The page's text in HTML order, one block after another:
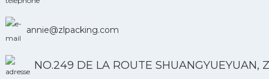
annie@zlpacking.com
NO.249 DE LA ROUTE SHUANGYUEYUAN,